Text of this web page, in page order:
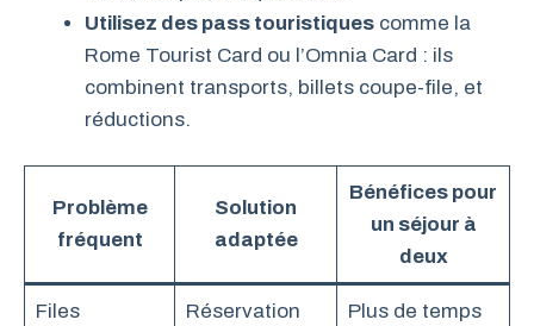
Utilisez des pass touristiques comme la
Rome Tourist Card ou l’Omnia Card : ils
combinent transports, billets coupe-file, et
réductions.
Problème
fréquent
Solution
adaptée
Bénéfices pour
un séjour à
deux
Files Réservation Plus de temps